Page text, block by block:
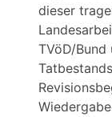
dieser
TVöD/Bund